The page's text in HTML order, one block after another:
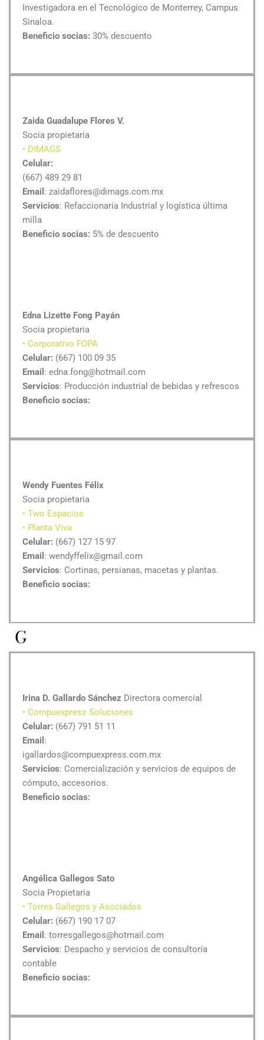
Investigadora en el Tecnológico de Monterrey, Campus
Sinaloa.
Beneficio socias: 30% descuento
Zaida Guadalupe Flores V.
Socia propietaria
• DIMAGS
Celular:
(667) 489 29 81
Email : zaidaflores@dimags.com.mx
Servicios: Refaccionaría Industrial y logística última
milla
Beneficio socias: 5% de descuento
Edna Lizette Fong Payán
Socia propietaria
• Corporativo FOPA
Celular: (667) 100 09 35
Email : edna.fong@hotmail.com
Servicios: Producción industrial de bebidas y refrescos
Beneficio socias:
Wendy Fuentes Félix
Socia propietaria
• Two Espacios
• Planta Viva
Celular: (667) 127 15 97
Email : wendyffelix@gmail.com
Servicios: Cortinas, persianas, macetas y plantas.
Beneficio socias:
G
Irina D. Gallardo Sánchez Directora comercial
• Compuexpress Soluciones
Celular: (667) 791 51 11
Email :
igallardos@compuexpress.com.mx
Servicios: Comercialización y servicios de equipos de
cómputo, accesorios.
Beneficio socias:
Angélica Gallegos Sato
Socia Propietaria
• Torres Gallegos y Asociados
Celular: (667) 190 17 07
Email : torresgallegos@hotmail.com
Servicios: Despacho y servicios de consultoría
contable
Beneficio socias: